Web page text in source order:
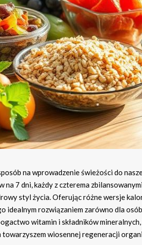
na wprowadzenie świeżości do
7 dni, każdy z czterema
styl życia. Oferując różne wersje
idealnym rozwiązaniem zarówno dla
witamin i składników
towarzyszem wiosennej regeneracji